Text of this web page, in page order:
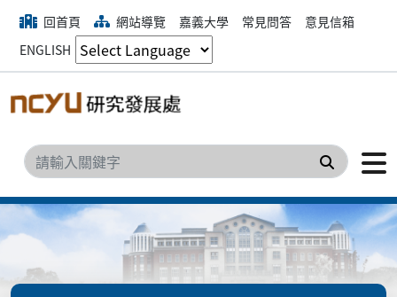
回首頁 網站導覽 嘉義大學 常見問答
意見信箱
ENGLISH
搜尋